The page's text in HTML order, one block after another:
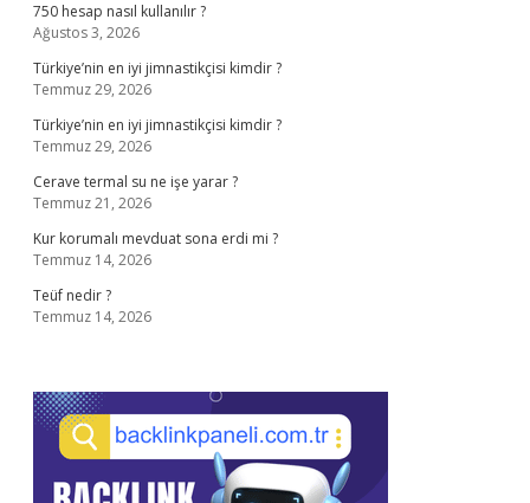
750 hesap nasıl kullanılır ?
Ağustos 3, 2026
Türkiye’nin en iyi jimnastikçisi kimdir ?
Temmuz 29, 2026
Türkiye’nin en iyi jimnastikçisi kimdir ?
Temmuz 29, 2026
Cerave termal su ne işe yarar ?
Temmuz 21, 2026
Kur korumalı mevduat sona erdi mi ?
Temmuz 14, 2026
Teüf nedir ?
Temmuz 14, 2026